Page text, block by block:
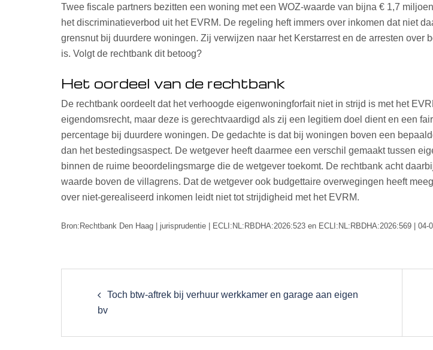
Twee fiscale partners bezitten een woning met een WOZ-waarde van bijna € 1,7
het discriminatieverbod uit het EVRM. De regeling heft immers over inkomen dat niet
grensnut bij duurdere woningen. Zij verwijzen naar het Kerstarrest en de arresten
is. Volgt de rechtbank dit betoog?
Het oordeel van de rechtbank
De rechtbank oordeelt dat het verhoogde eigenwoningforfait niet in strijd is met het
eigendomsrecht, maar deze is gerechtvaardigd als zij een legitiem doel dient en een
percentage bij duurdere woningen. De gedachte is dat bij woningen boven een
dan het bestedingsaspect. De wetgever heeft daarmee een verschil gemaakt tussen
binnen de ruime beoordelingsmarge die de wetgever toekomt. De rechtbank acht
waarde boven de villagrens. Dat de wetgever ook budgettaire overwegingen heeft
over niet-gerealiseerd inkomen leidt niet tot strijdigheid met het EVRM.
Bron:Rechtbank Den Haag | jurisprudentie | ECLI:NL:RBDHA:2026:523 en ECLI:NL:RBDHA:2026:569 | 04-
navigation
Toch btw-aftrek bij verhuur werkkamer en garage aan eigen
bv